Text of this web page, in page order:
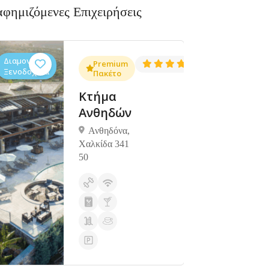
Επιχειρήσεις
(1381)
Διαμονή,
Ξενοδοχεία
Premium
Πακέτο
Κτήμα
Ανθηδών
Ανθηδόνα,
Χαλκίδα 341
50